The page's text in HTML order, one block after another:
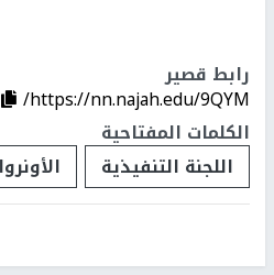
رابط قصير
https://nn.najah.edu/9QYM/
الكلمات المفتاحية
اللجنة التنفيذية
الأونروا